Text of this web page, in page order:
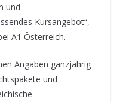
und
Kursangebot“,
A1 Österreich.
Angaben ganzjährig
und